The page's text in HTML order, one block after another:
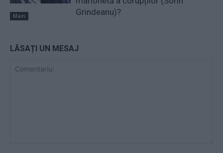
Main
Grindeanu)?
LĂSAȚI UN MESAJ